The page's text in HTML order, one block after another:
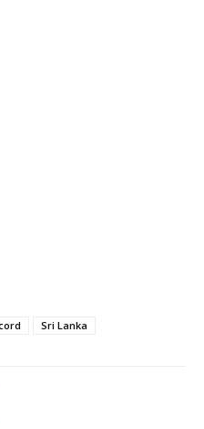
Sri Lanka